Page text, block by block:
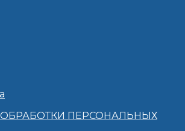
ПЕРСОНАЛЬНЫХ